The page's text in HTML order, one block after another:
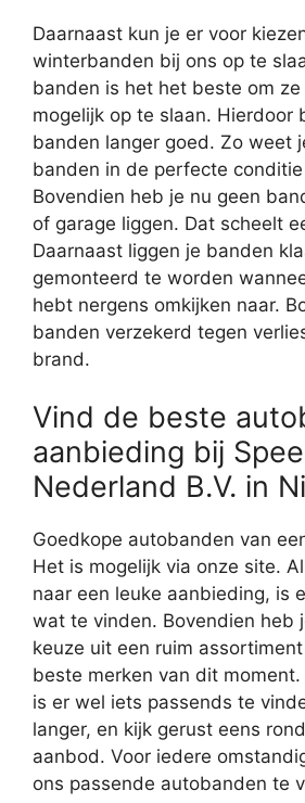
Daarnaast kun je er voor
winterbanden bij ons op te
banden is het het beste om
mogelijk op te slaan. Hierdoor
banden langer goed. Zo weet
banden in de perfecte
Bovendien heb je nu geen
of garage liggen. Dat scheelt
Daarnaast liggen je banden
gemonteerd te worden
hebt nergens omkijken naar.
banden verzekerd tegen
brand.
Vind de beste
aanbieding bij
Nederland B.V. in
Goedkope autobanden van
Het is mogelijk via onze site.
naar een leuke aanbieding, is
wat te vinden. Bovendien heb
keuze uit een ruim
beste merken van dit
is er wel iets passends te
langer, en kijk gerust eens
aanbod. Voor iedere
ons passende autobanden te